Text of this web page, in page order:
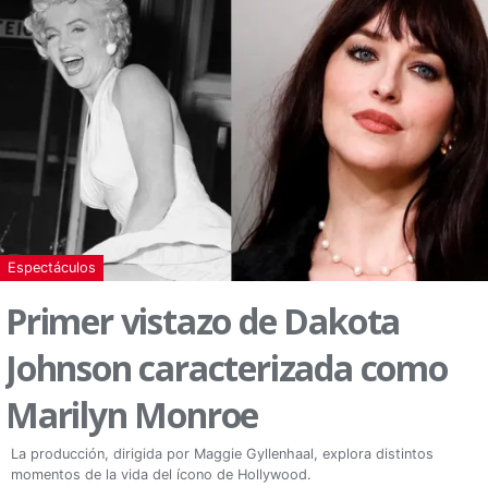
Espectáculos
Primer vistazo de Dakota
Johnson caracterizada como
Marilyn Monroe
La producción, dirigida por Maggie Gyllenhaal, explora distintos
momentos de la vida del ícono de Hollywood.